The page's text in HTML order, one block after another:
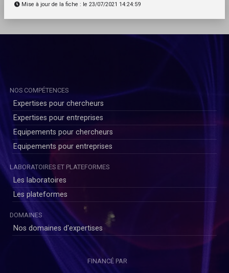
Mise à jour de la fiche : le 23/07/2021 14:24:59
NOS COMPÉTENCES
Expertises pour chercheurs
Expertises pour entreprises
Equipements pour chercheurs
Equipements pour entreprises
LABORATOIRES ET PLATEFORMES
Les laboratoires
Les plateformes
DOMAINES
Nos domaines d'expertises
FINANCÉ PAR